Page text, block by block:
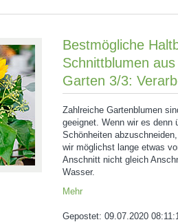
Bestmögliche
Schnittblumen
Garten 3/3:
Zahlreiche Gartenblumen
geeignet. Wenn wir es denn
Schönheiten
wir möglichst lange etwas
Anschnitt nicht gleich
Wasser.
Mehr
Gepostet: 09.07.2020